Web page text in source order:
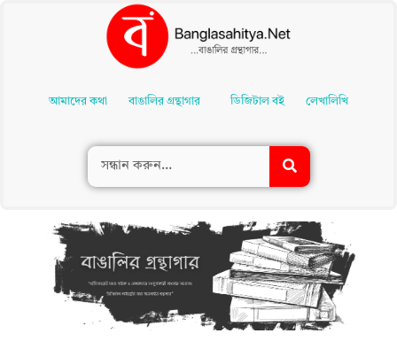
Contentআমাদের কথা বাঙালির গ্রন্থাগার ডিজিটাল বই লেখালিখি